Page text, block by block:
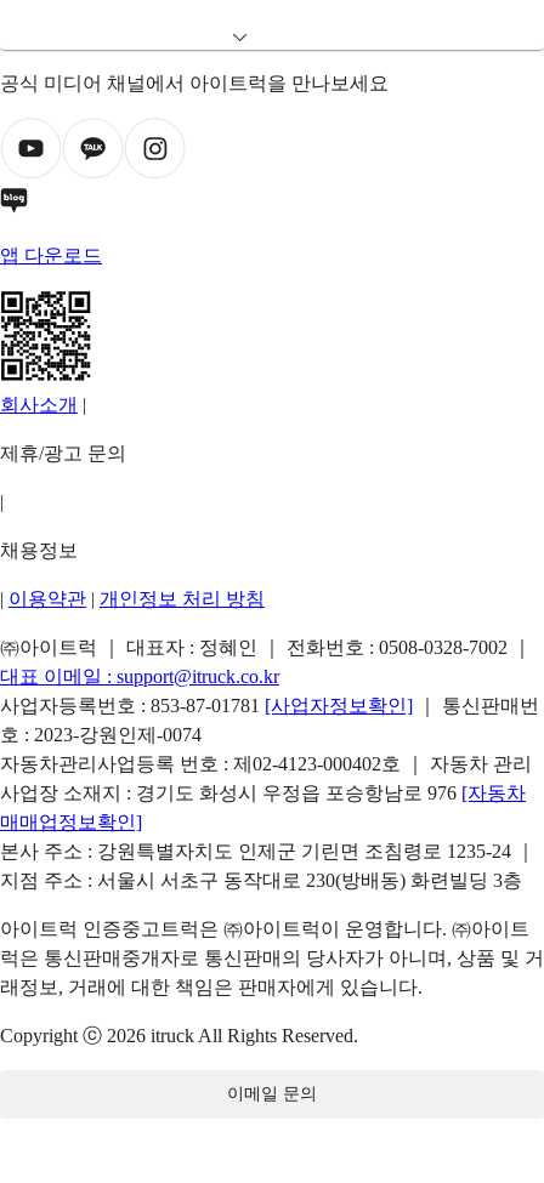
공식 미디어 채널에서 아이트럭을 만나보세요
앱 다운로드
회사소개 |
제휴/광고 문의
|
채용정보
| 이용약관 | 개인정보 처리 방침
㈜아이트럭 ｜ 대표자 : 정혜인 ｜ 전화번호 : 0508-0328-7002
대표 이메일 : support@itruck.co.kr
사업자등록번호 : 853-87-01781 [사업자정보확인]
｜ 통신판매번
호 : 2023-강원인제-0074
자동차관리사업등록 번호 : 제02-4123-000402호 ｜ 자동차 관리
사업장 소재지 : 경기도 화성시 우정읍 포승항남로 976 [자동차
매매업정보확인]
본사 주소 : 강원특별자치도 인제군 기린면 조침령로 1235-24 ｜
지점 주소 : 서울시 서초구 동작대로 230(방배동) 화련빌딩 3층
아이트럭 인증중고트럭은 ㈜아이트럭이 운영합니다. ㈜아이트
럭은 통신판매중개자로 통신판매의 당사자가 아니며, 상품 및 거
래정보, 거래에 대한 책임은 판매자에게 있습니다.
Copyright ⓒ 2026 itruck All Rights Reserved.
이메일 문의